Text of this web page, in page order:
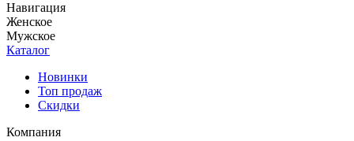
Навигация
Женское
Мужское
Каталог
Новинки
Топ продаж
Скидки
Компания